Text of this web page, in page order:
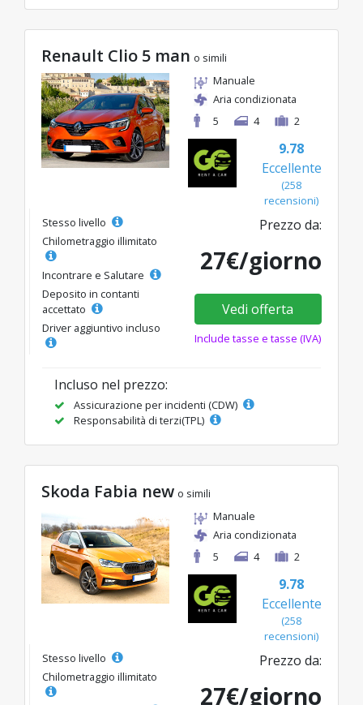
Renault Clio 5 man o simili
Manuale
Aria condizionata
5
4 2
9.78
Eccellente
(258
recensioni)
Stesso livello
Chilometraggio illimitato
Incontrare e Salutare
Deposito in contanti
accettato
Driver aggiuntivo incluso
Prezzo da:
27€/giorno
Vedi offerta
Include tasse e tasse (IVA)
Incluso nel prezzo:
Assicurazione per incidenti (CDW)
Responsabilità di terzi(TPL)
Skoda Fabia new o simili
Manuale
Aria condizionata
5
4 2
9.78
Eccellente
(258
recensioni)
Stesso livello
Chilometraggio illimitato
Prezzo da:
27€/giorno